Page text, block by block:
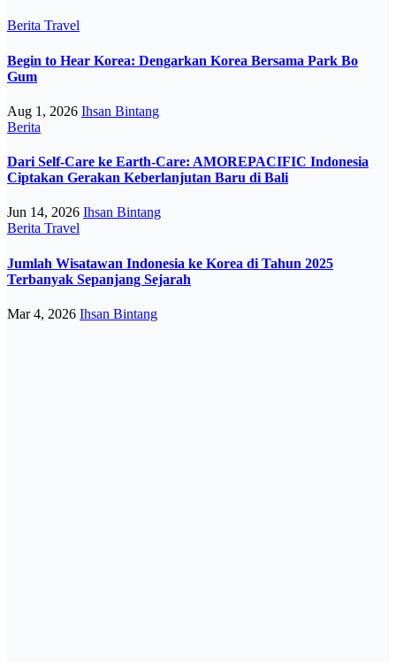
Berita Travel
Begin to Hear Korea: Dengarkan Korea Bersama Park Bo
Gum
Aug 1, 2026 Ihsan Bintang
Berita
Dari Self-Care ke Earth-Care: AMOREPACIFIC Indonesia
Ciptakan Gerakan Keberlanjutan Baru di Bali
Jun 14, 2026 Ihsan Bintang
Berita Travel
Jumlah Wisatawan Indonesia ke Korea di Tahun 2025
Terbanyak Sepanjang Sejarah
Mar 4, 2026 Ihsan Bintang